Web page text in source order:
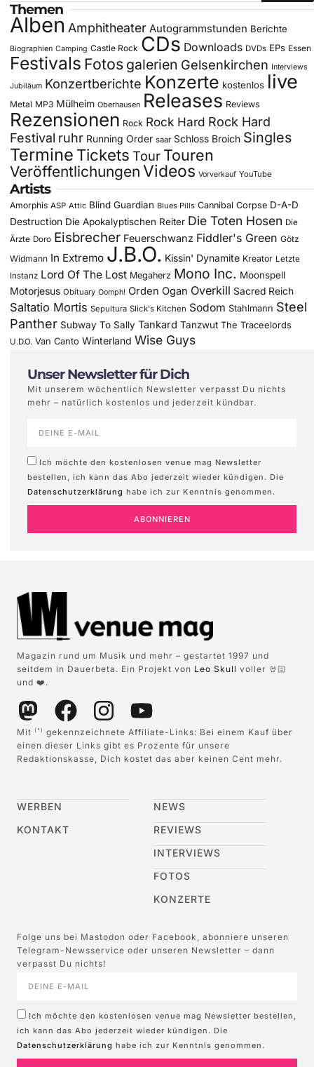
Themen
Alben Amphitheater Autogrammstunden Berichte
Biographien Camping Castle Rock CDs Downloads DVDs EPs Essen
Festivals Fotos galerien Gelsenkirchen Interviews
Jubiläum Konzertberichte Konzerte kostenlos live
Metal MP3 Mülheim Oberhausen Releases Reviews
Rezensionen Rock Rock Hard Rock Hard
Festival ruhr Running Order saar Schloss Broich Singles
Termine Tickets Tour Touren
Veröffentlichungen Videos Vorverkauf YouTube
Artists
Amorphis ASP Attic Blind Guardian Blues Pills Cannibal Corpse D-A-D
Destruction Die Apokalyptischen Reiter Die Toten Hosen Die
Ärzte Doro Eisbrecher Feuerschwanz Fiddler's Green Götz
Widmann In Extremo J.B.O. Kissin' Dynamite Kreator Letzte
Instanz Lord Of The Lost Megaherz Mono Inc. Moonspell
Motorjesus Obituary Oomph! Orden Ogan Overkill Sacred Reich
Saltatio Mortis Sepultura Slick's Kitchen Sodom Stahlmann Steel
Panther Subway To Sally Tankard Tanzwut The Traceelords
U.D.O. Van Canto Winterland Wise Guys
Unser Newsletter für Dich
Mit unserem wöchentlich Newsletter verpasst Du nichts
mehr – natürlich kostenlos und jederzeit kündbar.
Ich möchte den kostenlosen venue mag Newsletter
bestellen, ich kann das Abo jederzeit wieder kündigen. Die
Datenschutzerklärung habe ich zur Kenntnis genommen.
ABONNIEREN
Magazin rund um Musik und mehr – gestartet 1997 und
seitdem in Dauerbeta. Ein Projekt von Leo Skull voller 🤘🏻
und ❤️.
Mit (*)
gekennzeichnete Affiliate-Links: Bei einem Kauf über
einen dieser Links gibt es Prozente für unsere
Redaktionskasse, Dich kostet das aber keinen Cent mehr.
WERBEN
KONTAKT
NEWS
REVIEWS
INTERVIEWS
FOTOS
KONZERTE
Folge uns bei Mastodon oder Facebook, abonniere unseren
Telegram-Newsservice oder unseren Newsletter – dann
verpasst Du nichts!
Ich möchte den kostenlosen venue mag Newsletter bestellen,
ich kann das Abo jederzeit wieder kündigen. Die
Datenschutzerklärung habe ich zur Kenntnis genommen.